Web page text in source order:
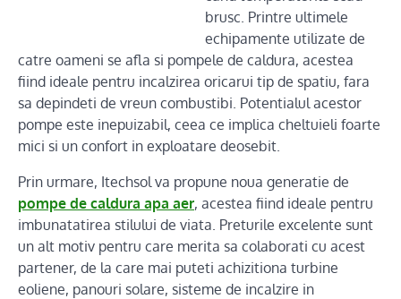
brusc. Printre ultimele
echipamente utilizate de
catre oameni se afla si pompele de caldura, acestea
fiind ideale pentru incalzirea oricarui tip de spatiu, fara
sa depindeti de vreun combustibi. Potentialul acestor
pompe este inepuizabil, ceea ce implica cheltuieli foarte
mici si un confort in exploatare deosebit.
Prin urmare, Itechsol va propune noua generatie de
pompe de caldura apa aer, acestea fiind ideale pentru
imbunatatirea stilului de viata. Preturile excelente sunt
un alt motiv pentru care merita sa colaborati cu acest
partener, de la care mai puteti achizitiona turbine
eoliene, panouri solare, sisteme de incalzire in